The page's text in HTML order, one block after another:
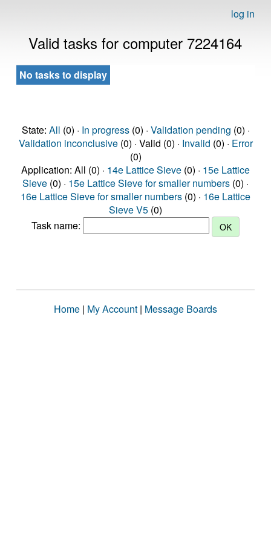
log in
Valid tasks for computer 7224164
No tasks to display
State: All (0) · In progress(0) · Validation pending (0) ·
Validation inconclusive(0) · Valid (0) · Invalid (0) · Error
(0)
Application: All (0) · 14e Lattice Sieve (0) · 15e Lattice
Sieve (0) · 15e Lattice Sieve for smaller numbers (0) ·
16e Lattice Sieve for smaller numbers (0) · 16e Lattice
Sieve V5 (0)
Task name:
Home | My Account | Message Boards